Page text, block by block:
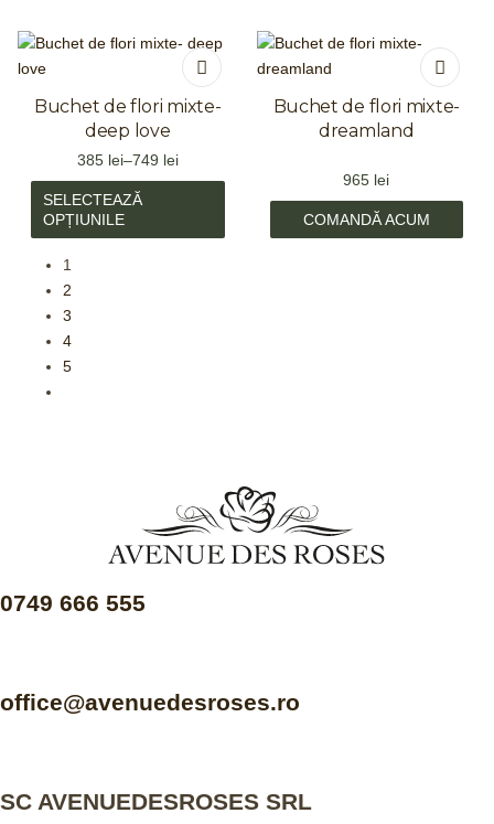
Buchet de flori mixte-
deep love
385 lei–749 lei
SELECTEAZĂ
OPȚIUNILE
Buchet de flori mixte-
dreamland
965 lei
COMANDĂ ACUM
1
2
3
4
5
0749 666 555
office@avenuedesroses.ro
SC AVENUEDESROSES SRL